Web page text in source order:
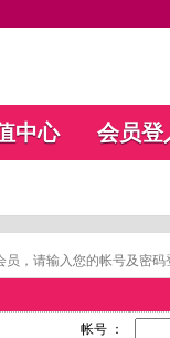
中心 会员登
员，请输入您的帐号及密
帐号 ：